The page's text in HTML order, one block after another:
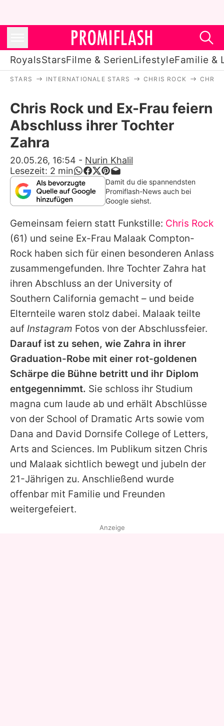
RoyalsStarsFilme & SerienLifestyleFamilie &
Stars
Filme & Serien
Lifestyle
Familie & Liebe
Promiflash Exklusiv
Alle Themen auf Promiflash
Jobs
App runterladen
Team
Redaktionelle Richtlinien
Impressum
Datenschutzerklärung
Utiq verwalten
STARS INTERNATIONALE STARS CHRIS ROCK CHRIS
Chris Rock und Ex-Frau feiern
Abschluss ihrer Tochter
Zahra
20.05.26, 16:54 - Nurin Khalil
Lesezeit: 2 min
Damit du die spannendsten
Promiflash-News auch bei
Google siehst.
Gemeinsam feiern statt Funkstille: Chris Rock
(61) und seine Ex-Frau Malaak Compton-
Rock haben sich für einen besonderen Anlass
zusammengefunden. Ihre Tochter Zahra hat
ihren Abschluss an der University of
Southern California gemacht – und beide
Elternteile waren stolz dabei. Malaak teilte
auf Instagram Fotos von der Abschlussfeier.
Darauf ist zu sehen, wie Zahra in ihrer
Graduation-Robe mit einer rot-goldenen
Schärpe die Bühne betritt und ihr Diplom
entgegennimmt. Sie schloss ihr Studium
magna cum laude ab und erhält Abschlüsse
von der School of Dramatic Arts sowie vom
Dana and David Dornsife College of Letters,
Arts and Sciences. Im Publikum sitzen Chris
und Malaak sichtlich bewegt und jubeln der
21-Jährigen zu. Anschließend wurde
offenbar mit Familie und Freunden
weitergefeiert.
Anzeige